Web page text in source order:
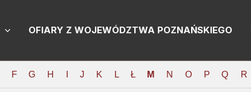
OFIARY Z WOJEWÓDZTWA POZNAŃSKIEGO
F G H I J K L Ł M N O P Q R